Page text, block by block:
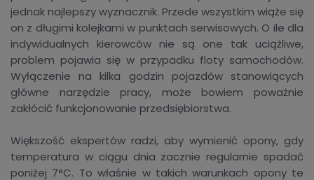
jednak najlepszy wyznacznik. Przede wszystkim wiąże się
on z długimi kolejkami w punktach serwisowych. O ile dla
indywidualnych kierowców nie są one tak uciążliwe,
problem pojawia się w przypadku floty samochodów.
Wyłączenie na kilka godzin pojazdów stanowiących
główne narzędzie pracy, może bowiem poważnie
zakłócić funkcjonowanie przedsiębiorstwa.
Większość ekspertów radzi, aby wymienić opony, gdy
temperatura w ciągu dnia zacznie regularnie spadać
poniżej 7°C. To właśnie w takich warunkach opony te